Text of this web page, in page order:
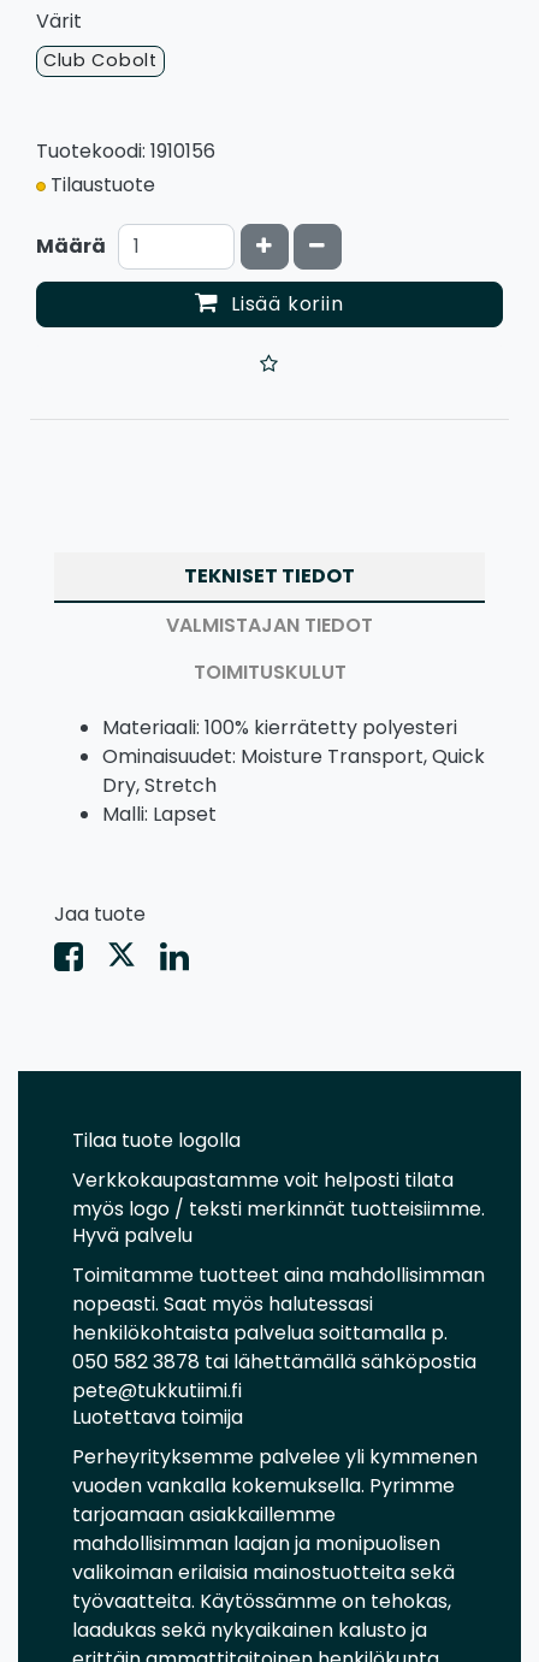
Värit
Club Cobolt
Tuotekoodi: 1910156
Tilaustuote
Määrä Kasvata määrää
Vähennä määrää
Lisää koriin
TEKNISET TIEDOT
VALMISTAJAN TIEDOT
TOIMITUSKULUT
Materiaali: 100% kierrätetty polyesteri
Ominaisuudet: Moisture Transport, Quick
Dry, Stretch
Malli: Lapset
Jaa tuote
Tilaa tuote logolla
Verkkokaupastamme voit helposti tilata
myös logo / teksti merkinnät tuotteisiimme.
Hyvä palvelu
Toimitamme tuotteet aina mahdollisimman
nopeasti. Saat myös halutessasi
henkilökohtaista palvelua soittamalla p.
050 582 3878 tai lähettämällä sähköpostia
pete@tukkutiimi.fi
Luotettava toimija
Perheyrityksemme palvelee yli kymmenen
vuoden vankalla kokemuksella. Pyrimme
tarjoamaan asiakkaillemme
mahdollisimman laajan ja monipuolisen
valikoiman erilaisia mainostuotteita sekä
työvaatteita. Käytössämme on tehokas,
laadukas sekä nykyaikainen kalusto ja